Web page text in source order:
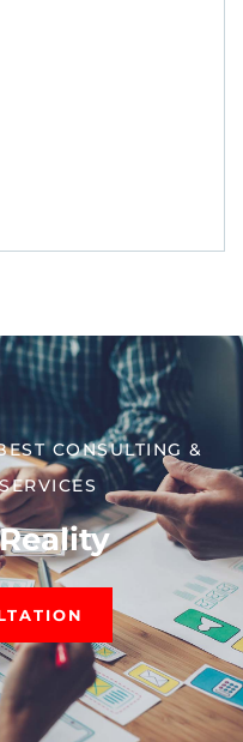
CONSULTING &